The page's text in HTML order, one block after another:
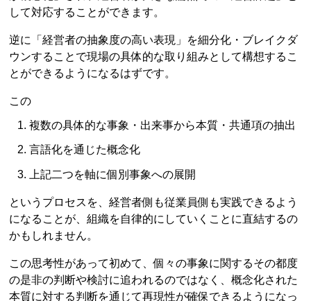
して対応することができます。
逆に「経営者の抽象度の高い表現」を細分化・ブレイクダ
ウンすることで現場の具体的な取り組みとして構想するこ
とができるようになるはずです。
この
複数の具体的な事象・出来事から本質・共通項の抽出
言語化を通じた概念化
上記二つを軸に個別事象への展開
というプロセスを、経営者側も従業員側も実践できるよう
になることが、組織を自律的にしていくことに直結するの
かもしれません。
この思考性があって初めて、個々の事象に関するその都度
の是非の判断や検討に追われるのではなく、概念化された
本質に対する判断を通じて再現性が確保できるようになっ